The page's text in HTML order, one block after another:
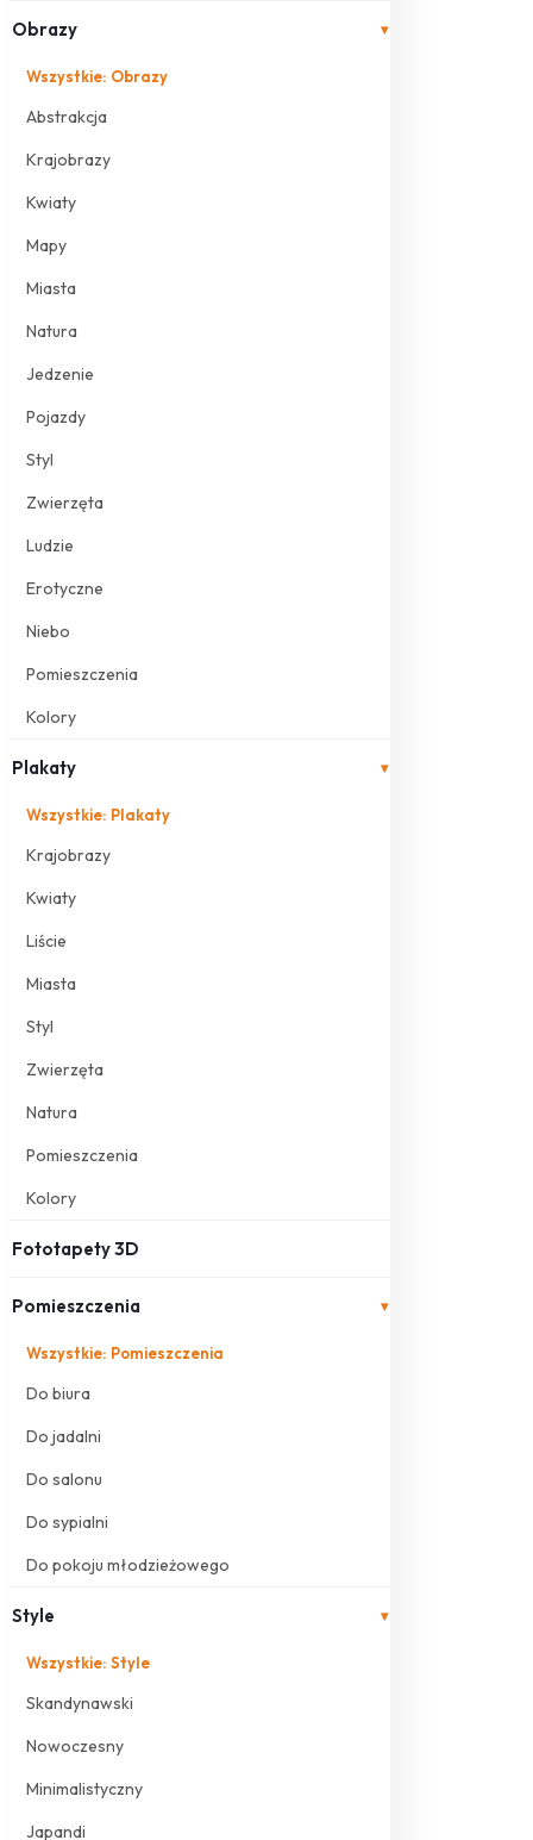
Obrazy ▾
Wszystkie: Obrazy
Abstrakcja
Krajobrazy
Kwiaty
Mapy
Miasta
Natura
Jedzenie
Pojazdy
Styl
Zwierzęta
Ludzie
Erotyczne
Niebo
Pomieszczenia
Kolory
Plakaty ▾
Wszystkie: Plakaty
Krajobrazy
Kwiaty
Liście
Miasta
Styl
Zwierzęta
Natura
Pomieszczenia
Kolory
Fototapety 3D
Pomieszczenia ▾
Wszystkie: Pomieszczenia
Do biura
Do jadalni
Do salonu
Do sypialni
Do pokoju młodzieżowego
Style ▾
Wszystkie: Style
Skandynawski
Nowoczesny
Minimalistyczny
Japandi